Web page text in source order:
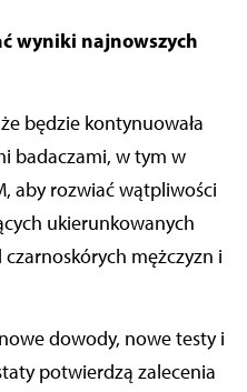
wyniki najnowszych
będzie kontynuowała
badaczami, w tym w
aby rozwiać wątpliwości
ukierunkowanych
mężczyzn i
dowody, nowe testy i
potwierdzą zalecenia